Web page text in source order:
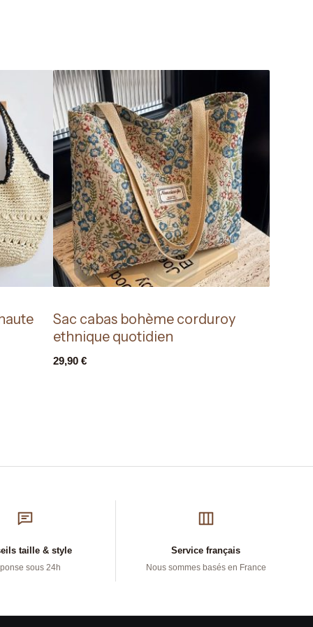
Sac cabas bohème corduroy
ethnique quotidien
29,90 €
taille & style
sous 24h
Service français
Nous sommes basés en France